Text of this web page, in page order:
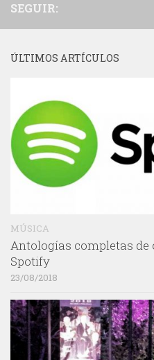
SEGUIR:
ÚLTIMOS ARTÍCULOS
MÚSICA
Antologías completas
Spotify
23/08/2018